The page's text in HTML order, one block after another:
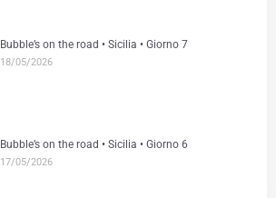
Bubble’s on the road • Sicilia • Giorno 7
18/05/2026
Bubble’s on the road • Sicilia • Giorno 6
17/05/2026